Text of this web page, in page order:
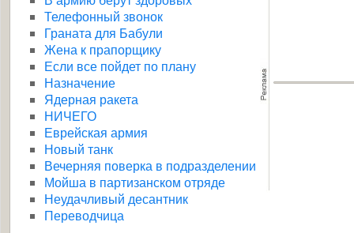
Телефонный звонок
Граната для Бабули
Жена к прапорщику
Если все пойдет по плану
Назначение
Ядерная ракета
НИЧЕГО
Еврейская армия
Новый танк
Вечерняя поверка в подразделении
Мойша в партизанском отряде
Неудачливый десантник
Переводчица